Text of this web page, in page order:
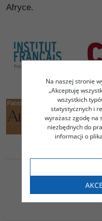
Afryce.
Na naszej stronie
„Akceptuję
wszystkich
statystycznych i
wyrażasz zgodę na
niezbędnych do
informacji o